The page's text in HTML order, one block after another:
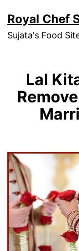
to
content
Royal Chef
Sujata's Food
Lal